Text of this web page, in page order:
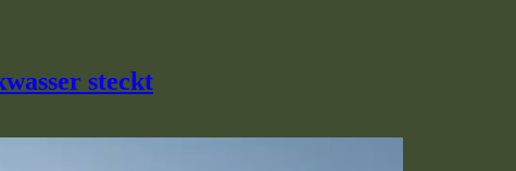
steckt